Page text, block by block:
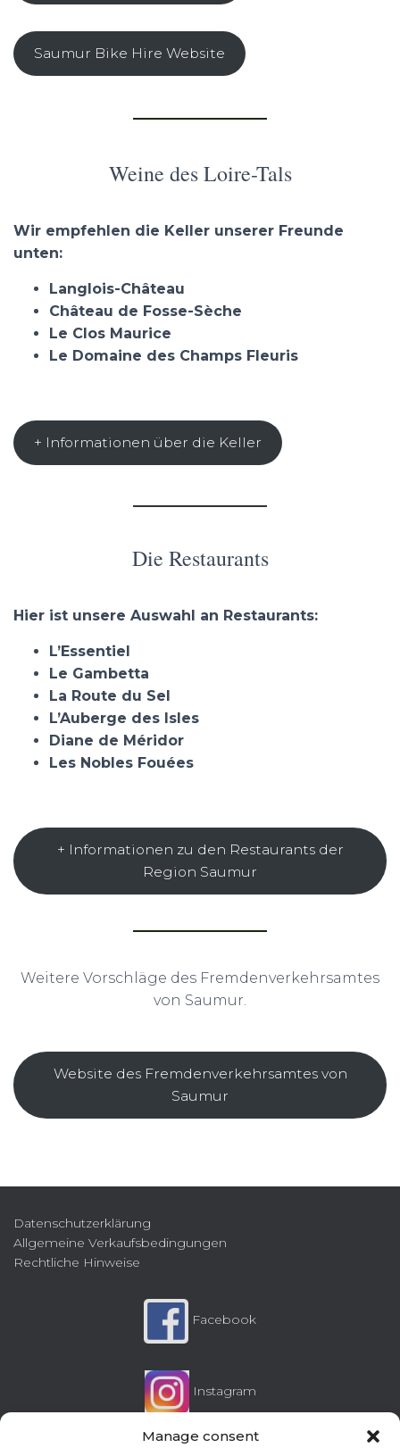
Manage consent
Saumur Bike Hire Website
Weine des Loire-Tals
Wir empfehlen die Keller unserer Freunde
unten:
Langlois-Château
Château de Fosse-Sèche
Le Clos Maurice
Le Domaine des Champs Fleuris
+ Informationen über die Keller
Die Restaurants
Hier ist unsere Auswahl an Restaurants:
L’Essentiel
Le Gambetta
La Route du Sel
L’Auberge des Isles
Diane de Méridor
Les Nobles Fouées
+ Informationen zu den Restaurants der
Region Saumur
Weitere Vorschläge des Fremdenverkehrsamtes
von Saumur.
Website des Fremdenverkehrsamtes von
Saumur
Datenschutzerklärung
Allgemeine Verkaufsbedingungen
Rechtliche Hinweise
Facebook
Instagram